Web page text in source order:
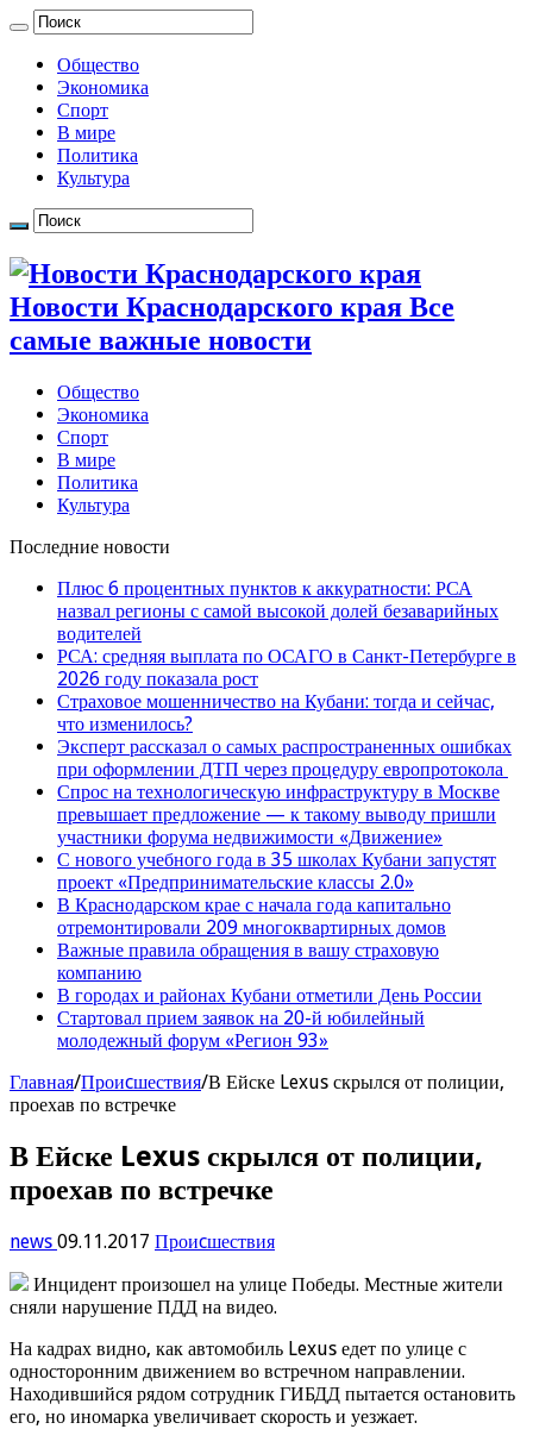
Общество
Экономика
Спорт
В мире
Политика
Культура
Новости Краснодарского края Все
самые важные новости
Общество
Экономика
Спорт
В мире
Политика
Культура
Последние новости
Плюс 6 процентных пунктов к аккуратности: РСА
назвал регионы с самой высокой долей безаварийных
водителей
РСА: средняя выплата по ОСАГО в Санкт-Петербурге в
2026 году показала рост
Страховое мошенничество на Кубани: тогда и сейчас,
что изменилось?
Эксперт рассказал о самых распространенных ошибках
при оформлении ДТП через процедуру европротокола
Спрос на технологическую инфраструктуру в Москве
превышает предложение — к такому выводу пришли
участники форума недвижимости «Движение»
С нового учебного года в 35 школах Кубани запустят
проект «Предпринимательские классы 2.0»
В Краснодарском крае с начала года капитально
отремонтировали 209 многоквартирных домов
Важные правила обращения в вашу страховую
компанию
В городах и районах Кубани отметили День России
Стартовал прием заявок на 20-й юбилейный
молодежный форум «Регион 93»
Главная/Проиcшествия/В Ейске Lexus скрылся от полиции,
проехав по встречке
В Ейске Lexus скрылся от полиции,
проехав по встречке
news 09.11.2017 Проиcшествия
Инцидент произошел на улице Победы. Местные жители
сняли нарушение ПДД на видео.
На кадрах видно, как автомобиль Lexus едет по улице с
односторонним движением во встречном направлении.
Находившийся рядом сотрудник ГИБДД пытается остановить
его, но иномарка увеличивает скорость и уезжает.